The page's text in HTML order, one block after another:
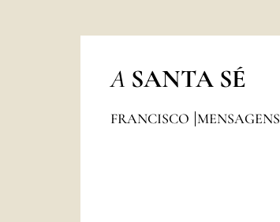
A SANTA SÉ
FRANCISCO MENSAGENS